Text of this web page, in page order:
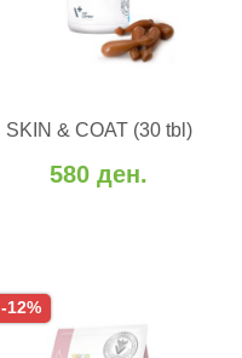
SKIN & COAT (30 tbl)
580 ден.
ВО КОШНИЧКА
Додај за споредба
-12%